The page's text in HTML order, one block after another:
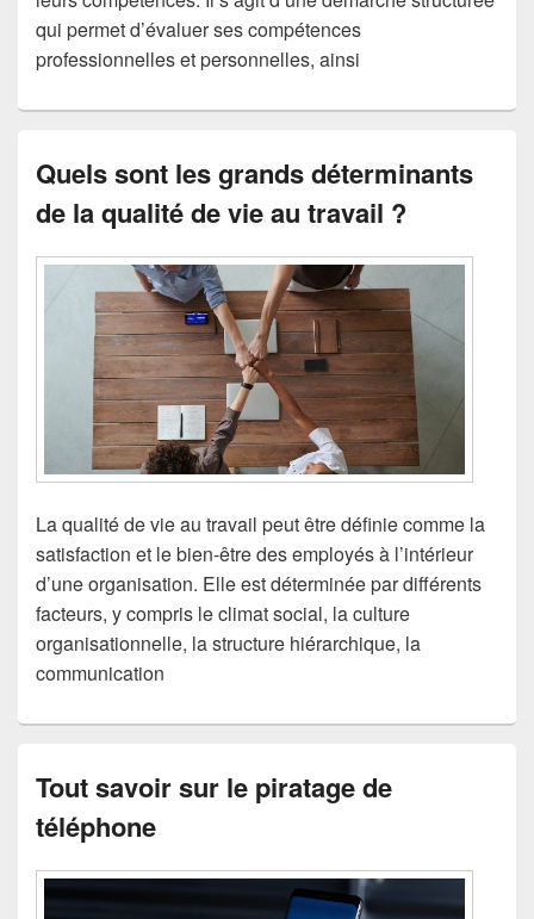
qui permet d’évaluer ses compétences
professionnelles et personnelles, ainsi
Quels sont les grands déterminants
de la qualité de vie au travail ?
La qualité de vie au travail peut être définie comme la
satisfaction et le bien-être des employés à l’intérieur
d’une organisation. Elle est déterminée par différents
facteurs, y compris le climat social, la culture
organisationnelle, la structure hiérarchique, la
communication
Tout savoir sur le piratage de
téléphone